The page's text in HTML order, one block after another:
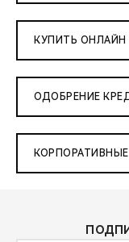
КУПИТЬ ОНЛАЙН
ОДОБРЕНИЕ